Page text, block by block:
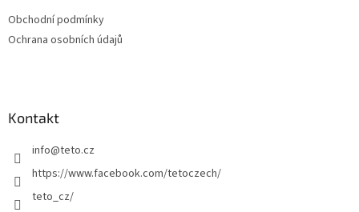
Obchodní podmínky
Ochrana osobních údajů
Kontakt
info@teto.cz
https://www.facebook.com/tetoczech/
teto_cz/